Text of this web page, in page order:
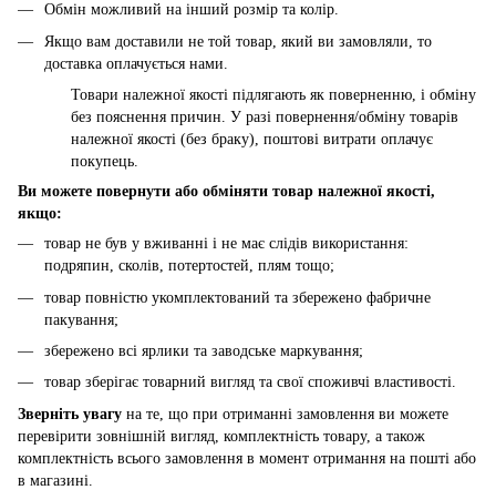
Обмін можливий на інший розмір та колір.
Якщо вам доставили не той товар, який ви замовляли, то
доставка оплачується нами.
Товари належної якості підлягають як поверненню, і обміну
без пояснення причин. У разі повернення/обміну товарів
належної якості (без браку), поштові витрати оплачує
покупець.
Ви можете повернути або обміняти товар належної якості,
якщо:
товар не був у вживанні і не має слідів використання:
подряпин, сколів, потертостей, плям тощо;
товар повністю укомплектований та збережено фабричне
пакування;
збережено всі ярлики та заводське маркування;
товар зберігає товарний вигляд та свої споживчі властивості.
Зверніть увагу на те, що при отриманні замовлення ви можете
перевірити зовнішній вигляд, комплектність товару, а також
комплектність всього замовлення в момент отримання на пошті або
в магазині.